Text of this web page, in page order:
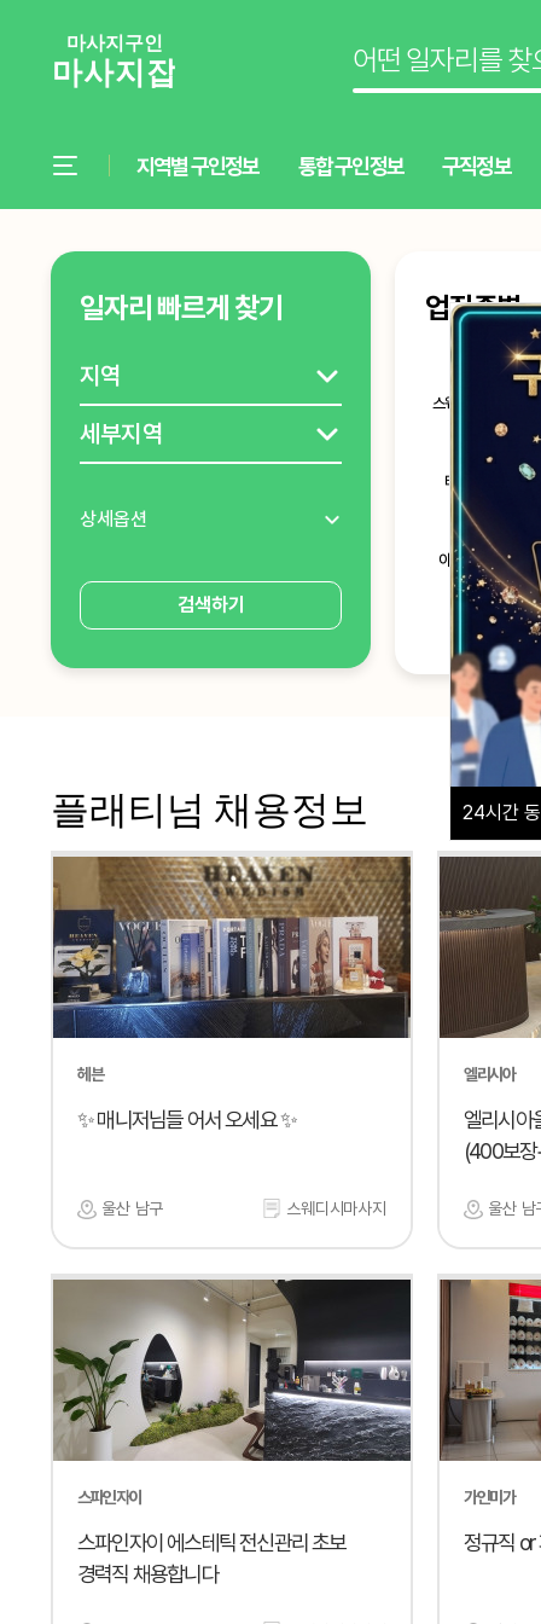
24시간
지역별 구인정보 통합 구인정보 구직정보
일자리 빠르게 찾기
상세옵션
검색하기
업직종별
스웨디시마사지
타이마사지
아로마마사지
플래티넘 채용정보
헤븐
✨ 매니저님들 어서 오세요 ✨
울산 남구 스웨디시마사지
엘리시아
엘리시아
(400보
울산 남
스파인자이
스파인자이 에스테틱 전신관리 초보
경력직 채용합니다
가인미가
정규직 or